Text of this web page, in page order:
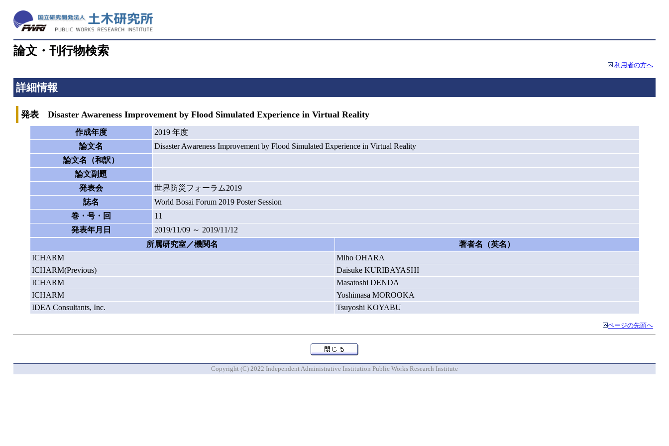
論文・刊行物検索
利用者の方へ
詳細情報
発表 Disaster Awareness Improvement by Flood Simulated Experience in Virtual Reality
作成年度
2019 年度
論文名
Disaster Awareness Improvement by Flood Simulated Experience in Virtual Reality
論文名（和訳）
論文副題
発表会
世界防災フォーラム2019
誌名
World Bosai Forum 2019 Poster Session
巻・号・回
11
発表年月日
2019/11/09 ～ 2019/11/12
所属研究室／機関名
著者名（英名）
ICHARM
Miho OHARA
ICHARM(Previous)
Daisuke KURIBAYASHI
ICHARM
Masatoshi DENDA
ICHARM
Yoshimasa MOROOKA
IDEA Consultants, Inc.
Tsuyoshi KOYABU
ページの先頭へ
Copyright (C) 2022 Independent Administrative Institution Public Works Research Institute